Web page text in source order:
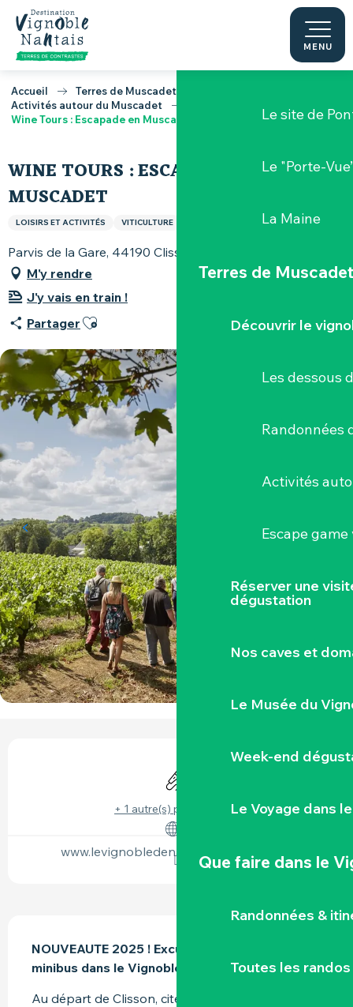
Aller
contenu
principal
MENU
La Maison
Pont Caffino
Le site de
Le "Porte-
La Maine
Terres de Muscadet
Découvrir le
Les dessous
Randonnées
Activités
Escape
Réserver une
dégustation
Nos caves et
Le Musée du
Week-end
Le Voyage dans
Que faire dans le
Randonnées &
Toutes les randos
Accueil
Terres de Muscadet
Activités autour du Muscadet
Wine Tours : Escapade en Muscadet
WINE TOURS : ESCAPADE EN
MUSCADET
LOISIRS ET ACTIVITÉS VITICULTURE
Parvis de la Gare, 44190 Clisson
M'y rendre
J'y vais en train !
Partager Ajouter aux favoris
OUVERTURE ET COORDONNÉES
Animation
+ 1 autre(s) prestation(s)
www.levignobledenantes-tourisme.com
NOUVEAUTE 2025 ! Excursion œnologique en
minibus dans le Vignoble Nantais.
Au départ de Clisson, cité historique au charme